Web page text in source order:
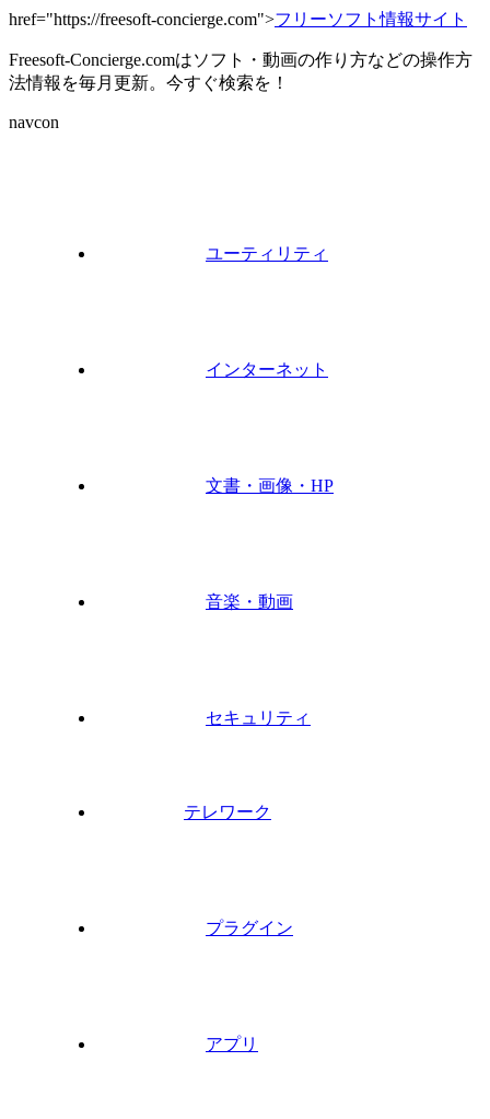
href="https://freesoft-concierge.com">フリーソフト情報サイト
Freesoft-Concierge.comはソフト・動画の作り方などの操作方
法情報を毎月更新。今すぐ検索を！
navcon
ユーティリティ
インターネット
文書・画像・HP
音楽・動画
セキュリティ
テレワーク
プラグイン
アプリ